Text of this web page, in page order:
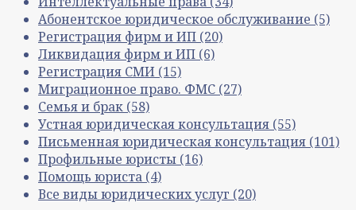
Абонентское юридическое обслуживание (5)
Регистрация фирм и ИП (20)
Ликвидация фирм и ИП (6)
Регистрация СМИ (15)
Миграционное право. ФМС (27)
Семья и брак (58)
Устная юридическая консультация (55)
Письменная юридическая консультация (101)
Профильные юристы (16)
Помощь юриста (4)
Все виды юридических услуг (20)